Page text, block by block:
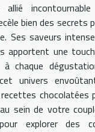
allié
bien des secrets
Ses saveurs
apportent une
chaque
univers
chocolatées
sein de votre
explorer des